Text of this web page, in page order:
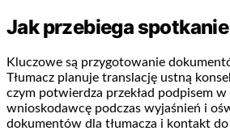
Jak przebiega spotkanie
Kluczowe są przygotowanie
Tłumacz planuje translację ustną
czym potwierdza przekład podpisem
wnioskodawcę podczas wyjaśnień i
dokumentów dla tłumacza i kontakt